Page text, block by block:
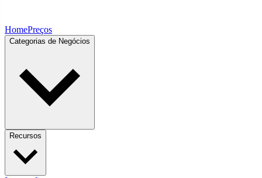
HomePreços
Categorias de Negócios
Recursos